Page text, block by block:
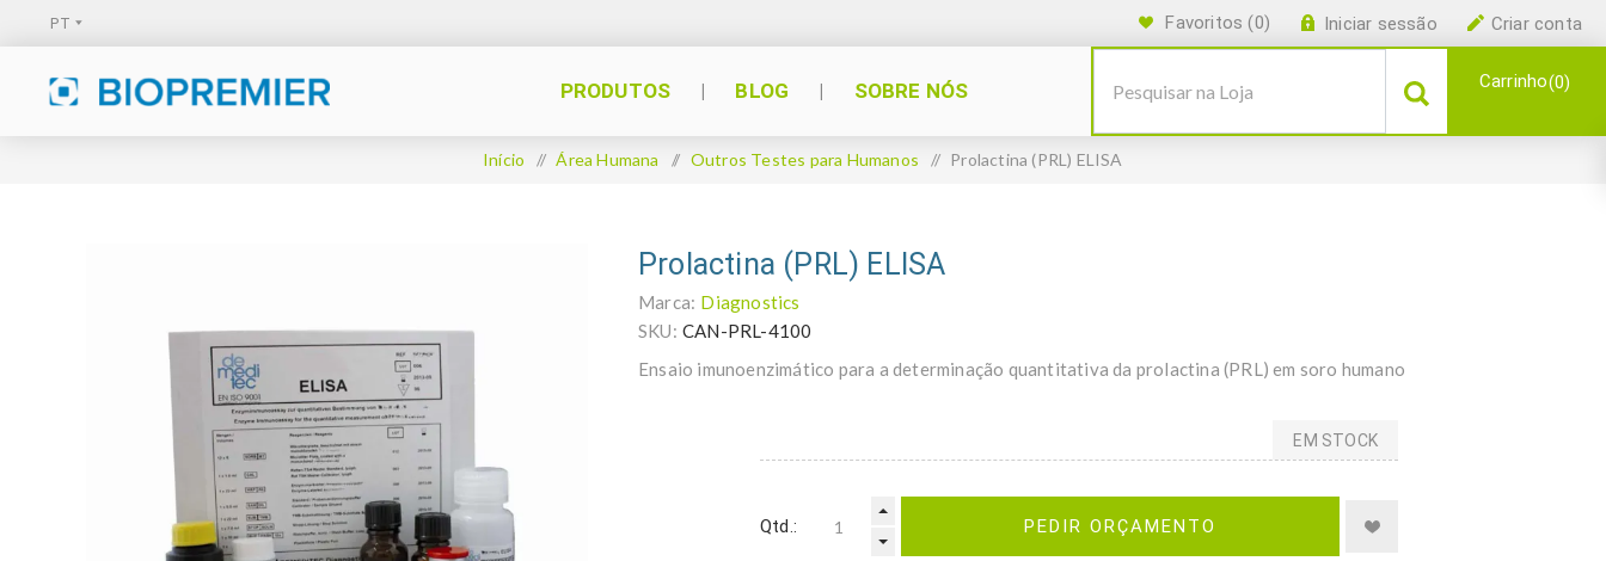
Criar conta
Iniciar sessão
Favoritos (0)
PRODUTOS BLOG SOBRE NÓS Carrinho 0
Início / Área Humana / Outros Testes para Humanos / Prolactina (PRL) ELISA
Prolactina (PRL) ELISA
Marca: Diagnostics
SKU: CAN-PRL-4100
Ensaio imunoenzimático para a determinação quantitativa da prolactina (PRL) em soro humano
EM STOCK
Qtd.: PEDIR ORÇAMENTO